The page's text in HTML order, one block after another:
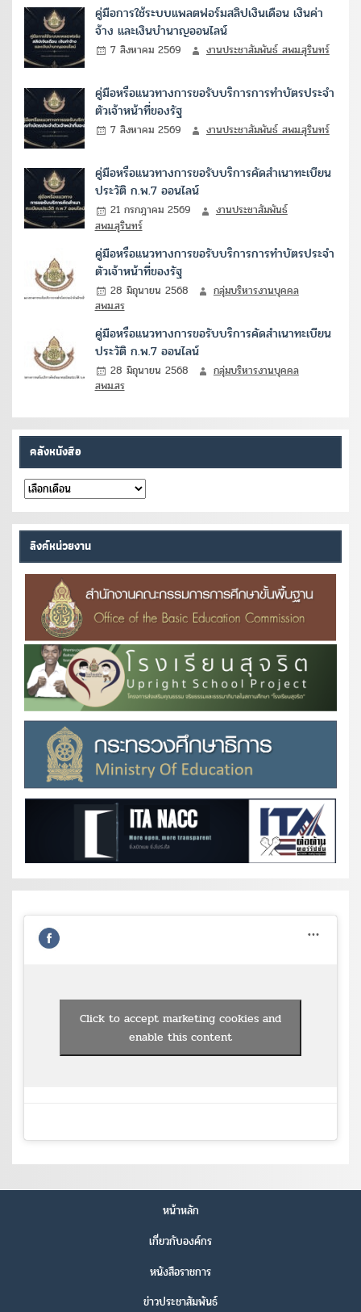
คู่มือการใช้ระบบแพลตฟอร์มสลิปเงินเดือน เงินค่า
จ้าง และเงินบำนาญออนไลน์
7 สิงหาคม 2569 งานประชาสัมพันธ์ สพม.สุรินทร์
คู่มือหรือแนวทางการขอรับบริการการทำบัตรประจำ
ตัวเจ้าหน้าที่ของรัฐ
7 สิงหาคม 2569 งานประชาสัมพันธ์ สพม.สุรินทร์
คู่มือหรือแนวทางการขอรับบริการคัดสำเนาทะเบียน
ประวัติ ก.พ.7 ออนไลน์
21 กรกฎาคม 2569
งานประชาสัมพันธ์
สพม.สุรินทร์
คู่มือหรือแนวทางการขอรับบริการการทำบัตรประจำ
ตัวเจ้าหน้าที่ของรัฐ
28 มิถุนายน 2568
กลุ่มบริหารงานบุคคล
สพม.สร
คู่มือหรือแนวทางการขอรับบริการคัดสำเนาทะเบียน
ประวัติ ก.พ.7 ออนไลน์
28 มิถุนายน 2568
กลุ่มบริหารงานบุคคล
สพม.สร
คลังหนังสือ
คลัง
หนังสือ
ลิงค์หน่วยงาน
Click to accept marketing cookies and
enable this content
หน้าหลัก
เกี่ยวกับองค์กร
หนังสือราชการ
ข่าวประชาสัมพันธ์